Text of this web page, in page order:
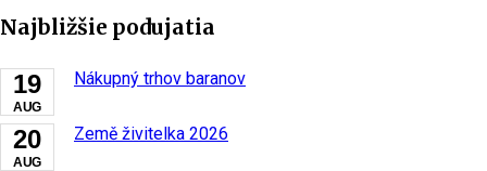
Najbližšie podujatia
19
AUG
Nákupný trhov baranov
20
AUG
Země živitelka 2026